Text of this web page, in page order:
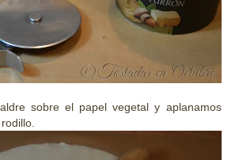
sobre el papel vegetal y aplanamos